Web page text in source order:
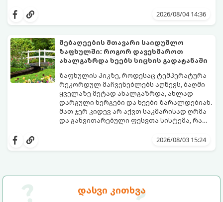
დასვი კითხვა
სასიამოვნო და ესთეტიკური ჰობია.
კარგად და როგორ მოუაროთ მათ სწორად.
2026/08/04 14:36
მებაღეების მთავარი საიდუმლო
ზაფხულში: როგორ დავეხმაროთ
ახალგაზრდა ხეებს სიცხის გადატანაში
ზაფხულის პიკზე, როდესაც ტემპერატურა
რეკორდულ მაჩვენებლებს აღწევს, ბაღში
ყველაზე მეტად ახალგაზრდა, ახლად
დარგული ნერგები და ხეები ზარალდებიან.
მათ ჯერ კიდევ არ აქვთ საკმარისად ღრმა
და განვითარებული ფესვთა სისტემა, რათა
დამოუკიდებლად მოიპოვონ.
არ დავეხმარებით, მათ შესაძლოა
გთავაზობთ მებაღეების გამოცდილ
როგორ გადავარჩინოთ ახალგაზრდა ხეები
2026/08/03 15:24